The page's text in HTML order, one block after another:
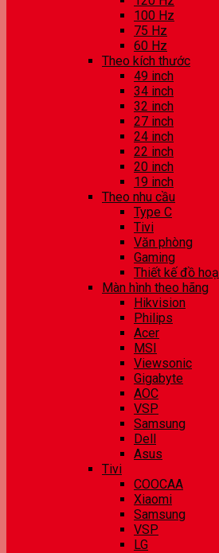
100 Hz
75 Hz
60 Hz
Theo kích thước
49 inch
34 inch
32 inch
27 inch
24 inch
22 inch
20 inch
19 inch
Theo nhu cầu
Type C
Tivi
Văn phòng
Gaming
Thiết kế đồ hoạ
Màn hình theo hãng
Hikvision
Philips
Acer
MSI
Viewsonic
Gigabyte
AOC
VSP
Samsung
Dell
Asus
Tivi
COOCAA
Xiaomi
Samsung
VSP
LG